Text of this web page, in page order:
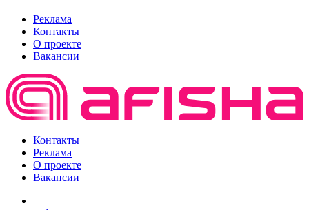
Реклама
Контакты
О проекте
Вакансии
Контакты
Реклама
О проекте
Вакансии